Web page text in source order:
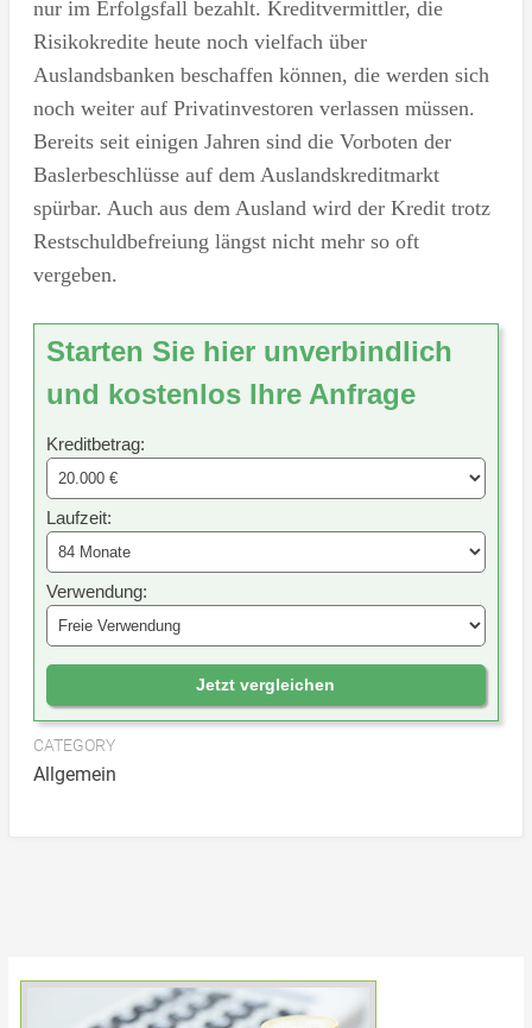
nur im Erfolgsfall bezahlt. Kreditvermittler, die
Risikokredite heute noch vielfach über
Auslandsbanken beschaffen können, die werden sich
noch weiter auf Privatinvestoren verlassen müssen.
Bereits seit einigen Jahren sind die Vorboten der
Baslerbeschlüsse auf dem Auslandskreditmarkt
spürbar. Auch aus dem Ausland wird der Kredit trotz
Restschuldbefreiung längst nicht mehr so oft
vergeben.
Starten Sie hier unverbindlich
und kostenlos Ihre Anfrage
Kreditbetrag:
Laufzeit:
Verwendung:
Jetzt vergleichen
CATEGORY
Allgemein